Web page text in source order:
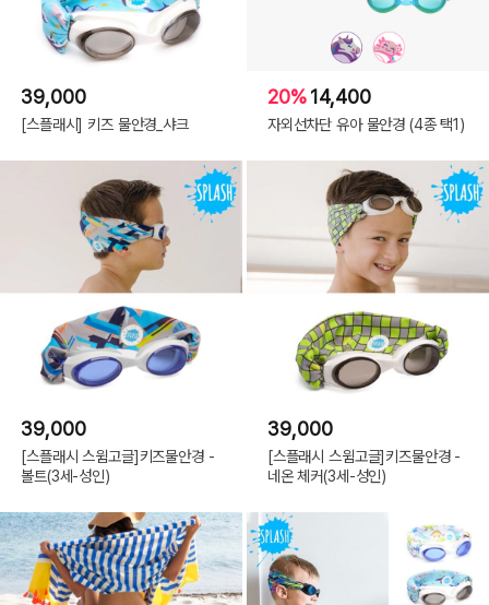
39,000
[스플래시] 키즈 물안경_샤크
20%14,400
자외선차단 유아 물안경 (4종 택1)
39,000
[스플래시 스윔고글]키즈물안경 -
볼트(3세-성인)
39,000
[스플래시 스윔고글]키즈물안경 -
네온 체커(3세-성인)